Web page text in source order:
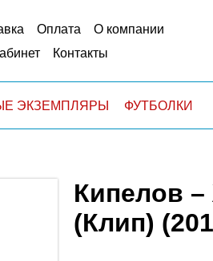
Оплата
О компании
Контакты
ЭКЗЕМПЛЯРЫ ФУТБОЛКИ
Кипелов
(Клип)